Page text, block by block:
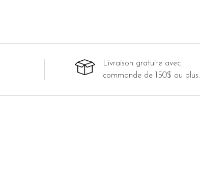
Livraison gratuite avec
commande de 150$ ou plus.